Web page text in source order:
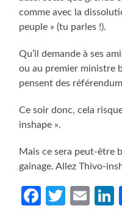
comme avec la
peuple » (tu parles !).
Qu’il demande à ses
ou au premier ministre
pensent des
Ce soir donc, cela
inshape ».
Mais ce sera peut-être
gainage. Allez Thivo-